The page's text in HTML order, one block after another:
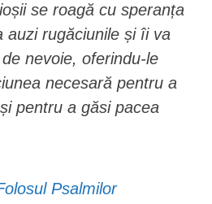
se roagă cu speranța
auzi rugăciunile și îi va
nevoie, oferindu-le
necesară pentru a
pentru a găsi pacea
Psalmilor